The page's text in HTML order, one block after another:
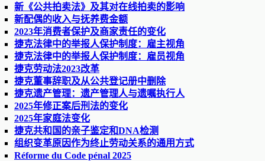
新《公共拍卖法》及其对在线拍卖的影响
新配偶的收入与抚养费金额
2023年消费者保护及商家责任的变化
捷克法律中的举报人保护制度：雇主视角
捷克法律中的举报人保护制度：雇员视角
捷克劳动法2023改革
捷克董事辞职及从公共登记册中删除
捷克遗产管理：遗产管理人与遗嘱执行人
2025年修正案后刑法的变化
2025年家庭法变化
捷克共和国的亲子鉴定和DNA检测
组织变革原因作为终止劳动关系的通用方式
Réforme du Code pénal 2025